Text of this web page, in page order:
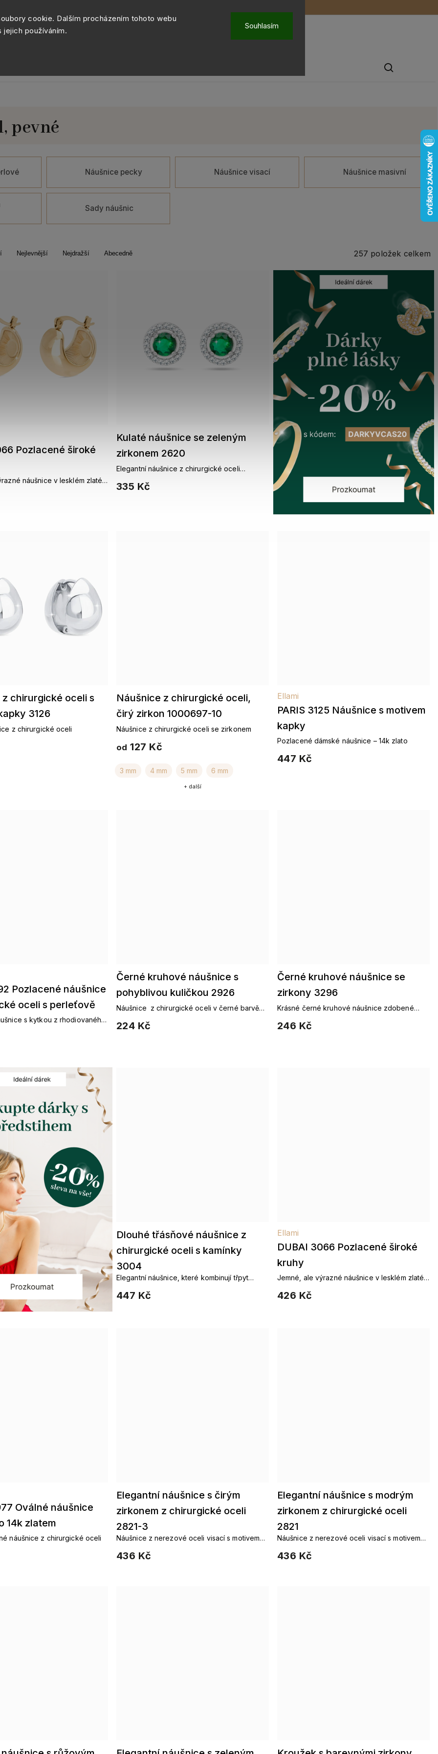
cookie. Dalším procházením tohoto webu
jejich používáním.
Souhlasím
pevné
Náušnice pecky Náušnice visací Náušnice masivní
Sady náušnic
Nejlevnější Nejdražší Abecedně 257 položek celkem
Pozlacené široké
náušnice v lesklém zlatém
Kulaté náušnice se zeleným
zirkonem 2620
335 Kč
Elegantní náušnice z chirurgické oceli
zirkony.
z chirurgické oceli s
3126
z chirurgické oceli
Náušnice z chirurgické oceli,
čirý zirkon 1000697-10
od 127 Kč
Náušnice z chirurgické oceli se zirkonem
3 mm 4 mm 5 mm 6 mm
+ další
PARIS 3125 Náušnice s motivem
kapky
Ellami
447 Kč
Pozlacené dámské náušnice – 14k zlato
Pozlacené náušnice
oceli s perleťově
s kytkou z rhodiovaného
Černé kruhové náušnice s
pohyblivou kuličkou 2926
224 Kč
Náušnice z chirurgické oceli v černé barvě
Černé kruhové náušnice se
zirkony 3296
246 Kč
Krásné černé kruhové náušnice zdobené
nošení, ale i doladění večerního outfitu.
Dlouhé třásňové náušnice z
chirurgické oceli s kamínky
3004
447 Kč
Elegantní náušnice, které kombinují třpyt
večerní vzhled.
DUBAI 3066 Pozlacené široké
kruhy
Ellami
426 Kč
Jemné, ale výrazné náušnice v lesklém zlatém
Oválné náušnice
14k zlatem
ocel
náušnice z chirurgické oceli
Elegantní náušnice s čirým
zirkonem z chirurgické oceli
2821-3
436 Kč
Náušnice z nerezové oceli visací s motivem
dny.
Elegantní náušnice s modrým
zirkonem z chirurgické oceli
2821
436 Kč
Náušnice z nerezové oceli visací s motivem
dny.